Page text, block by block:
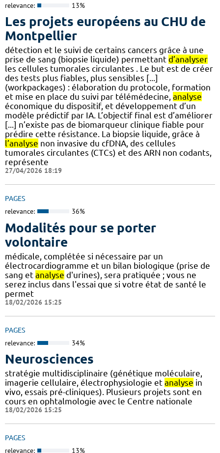
relevance: 13%
Les projets européens au CHU de
Montpellier
détection et le suivi de certains cancers grâce à une
prise de sang (biopsie liquide) permettant d’analyser
les cellules tumorales circulantes . Le but est de créer
des tests plus fiables, plus sensibles [...]
(workpackages) : élaboration du protocole, formation
et mise en place du suivi par télémédecine, analyse
économique du dispositif, et développement d’un
modèle prédictif par IA. L’objectif final est d’améliorer
[...] n’existe pas de biomarqueur clinique fiable pour
prédire cette résistance. La biopsie liquide, grâce à
l’analyse non invasive du cfDNA, des cellules
tumorales circulantes (CTCs) et des ARN non codants,
représente
27/04/2026 18:19
PAGES
relevance: 36%
Modalités pour se porter
volontaire
médicale, complétée si nécessaire par un
électrocardiogramme et un bilan biologique (prise de
sang et analyse d'urines), sera pratiquée ; vous ne
serez inclus dans l'essai que si votre état de santé le
permet
18/02/2026 15:25
PAGES
relevance: 34%
Neurosciences
stratégie multidisciplinaire (génétique moléculaire,
imagerie cellulaire, électrophysiologie et analyse in
vivo, essais pré-cliniques). Plusieurs projets sont en
cours en ophtalmologie avec le Centre nationale
18/02/2026 15:25
PAGES
relevance: 13%